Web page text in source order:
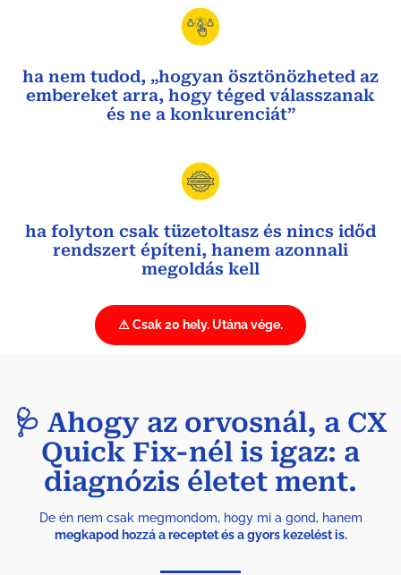
ha nem tudod, „hogyan ösztönözheted az
embereket arra, hogy téged válasszanak
és ne a konkurenciát”
ha folyton csak tüzetoltasz és nincs időd
rendszert építeni, hanem azonnali
megoldás kell
⚠ Csak 20 hely. Utána vége.
🩺 Ahogy az orvosnál, a CX
Quick Fix-nél is igaz: a
diagnózis életet ment.
De én nem csak megmondom, hogy mi a gond, hanem
megkapod hozzá a receptet és a gyors kezelést is.